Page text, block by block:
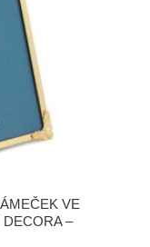
VE
DECORA –